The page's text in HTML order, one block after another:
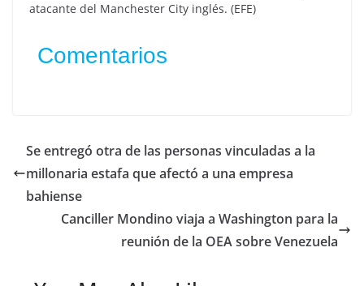
atacante del Manchester City inglés. (EFE)
Comentarios
Se entregó otra de las personas vinculadas a la
millonaria estafa que afectó a una empresa
bahiense
Canciller Mondino viaja a Washington para la
reunión de la OEA sobre Venezuela